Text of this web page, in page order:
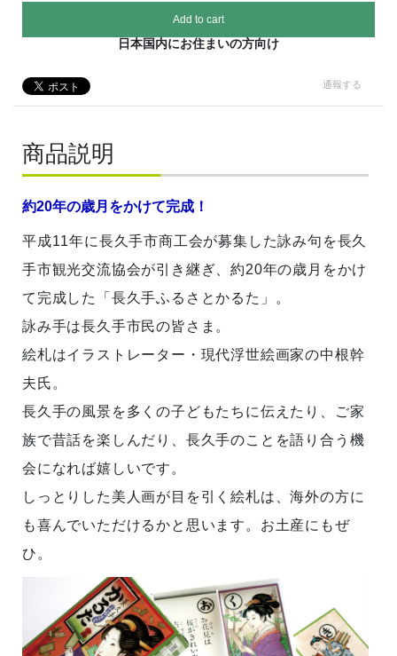
Add to cart
日本国内にお住まいの方向け
通報する
商品説明
約20年の歳月をかけて完成！
平成11年に長久手市商工会が募集した詠み句を長久
手市観光交流協会が引き継ぎ、約20年の歳月をかけ
て完成した「長久手ふるさとかるた」。
詠み手は長久手市民の皆さま。
絵札はイラストレーター・現代浮世絵画家の中根幹
夫氏。
長久手の風景を多くの子どもたちに伝えたり、ご家
族で昔話を楽しんだり、長久手のことを語り合う機
会になれば嬉しいです。
しっとりした美人画が目を引く絵札は、海外の方に
も喜んでいただけるかと思います。お土産にもぜ
ひ。